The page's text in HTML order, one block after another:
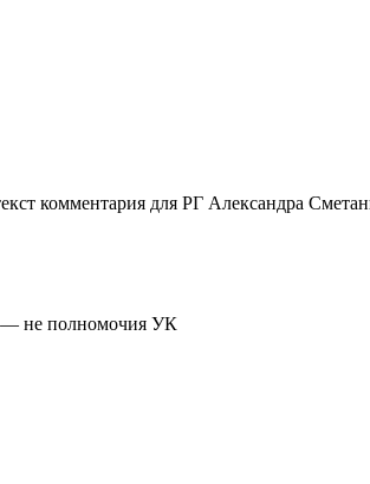
комментария для РГ Александра
— не полномочия УК